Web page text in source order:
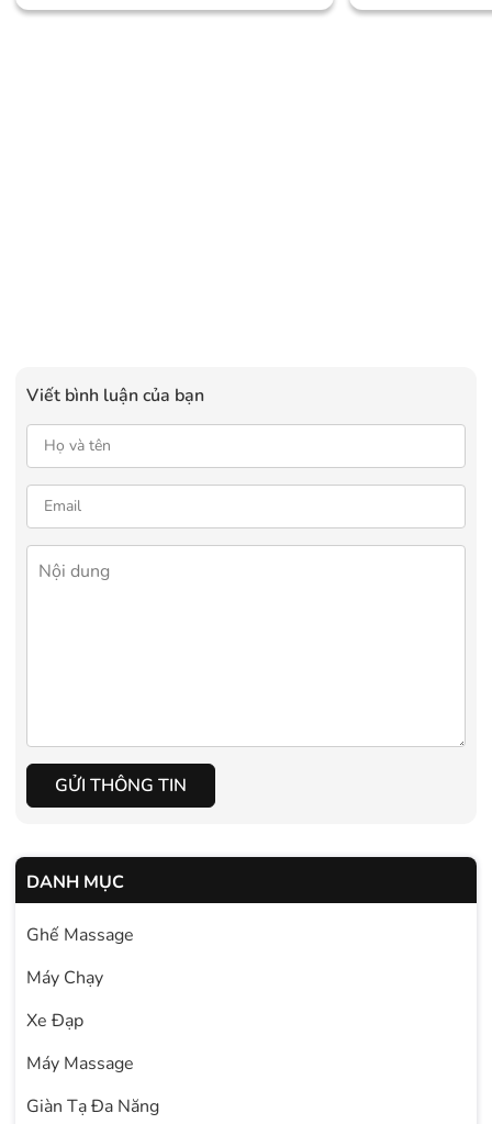
Viết bình luận của bạn
GỬI THÔNG TIN
DANH MỤC
Ghế Massage
Máy Chạy
Xe Đạp
Máy Massage
Giàn Tạ Đa Năng